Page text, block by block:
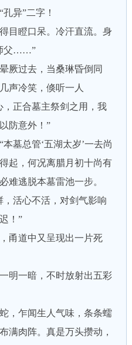
异”二字！
瞪口呆。冷汗直流。身
父……”
过去，当桑琳昏倒同
声冷笑，倏听一人
，正合墓主祭剑之用，我
防意外！”
总管‘五湖太岁’一去尚
起，何况离腊月初十尚有
难逃脱本墓雷池一步。
活心不活，对剑气影响
！”
道中又呈现出一片死
一暗，不时放射出五彩
乍闻生人气味，条条蠕
满肉阵。真是万头攒动，